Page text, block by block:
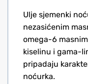
Ulje sjemenki
nezasićenim
omega-6
kiselinu i gama-
pripadaju
noćurka.